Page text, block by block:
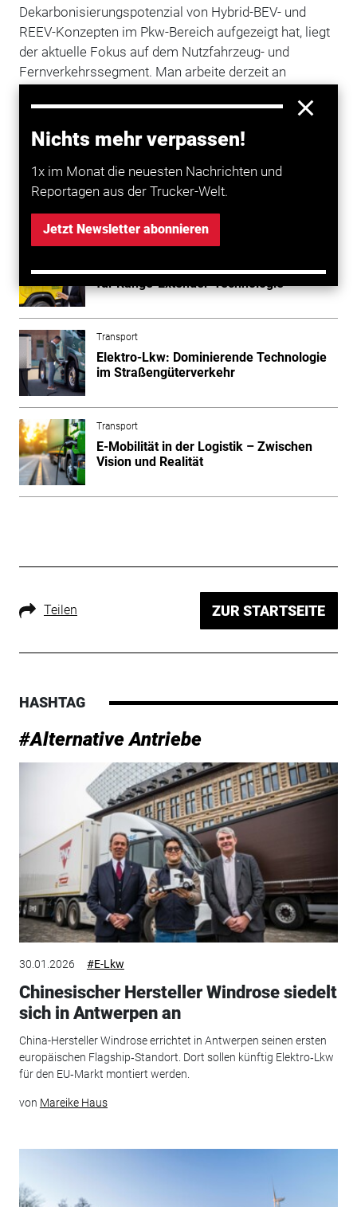
Nichts mehr verpassen!
1x im Monat die neuesten Nachrichten und
Reportagen aus der Trucker-Welt.
Jetzt Newsletter abonnieren
Dekarbonisierungspotenzial von Hybrid-BEV- und
REEV-Konzepten im Pkw-Bereich aufgezeigt hat, liegt
der aktuelle Fokus auf dem Nutzfahrzeug- und
Fernverkehrssegment. Man arbeite derzeit an
Analyseergebnisse praxisnah zu validieren und
gemeinsam mit Kunden und Partnern in marktfähige
Lösungen zu überführen, erklärte FEV.
Transport
DHL fordert regulatorische Unterstützung
für Range-Extender-Technologie
Transport
Elektro-Lkw: Dominierende Technologie
im Straßengüterverkehr
Transport
E-Mobilität in der Logistik – Zwischen
Vision und Realität
Teilen ZUR STARTSEITE
HASHTAG
#Alternative Antriebe
30.01.2026 #E-Lkw
Chinesischer Hersteller Windrose siedelt
sich in Antwerpen an
China-Hersteller Windrose errichtet in Antwerpen seinen ersten
europäischen Flagship‑Standort. Dort sollen künftig Elektro‑Lkw
für den EU‑Markt montiert werden.
von Mareike Haus